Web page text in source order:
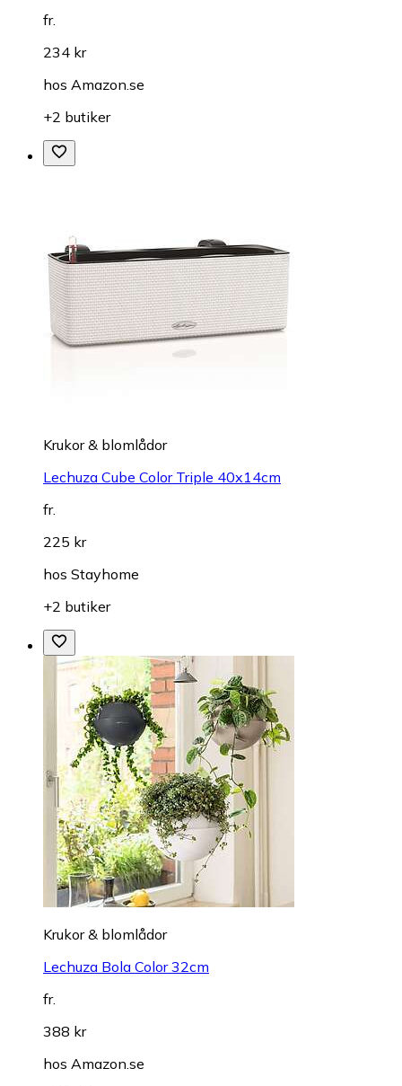
fr.
234 kr
hos Amazon.se
+2 butiker
Krukor & blomlådor
Lechuza Cube Color Triple 40x14cm
fr.
225 kr
hos Stayhome
+2 butiker
Krukor & blomlådor
Lechuza Bola Color 32cm
fr.
388 kr
hos Amazon.se